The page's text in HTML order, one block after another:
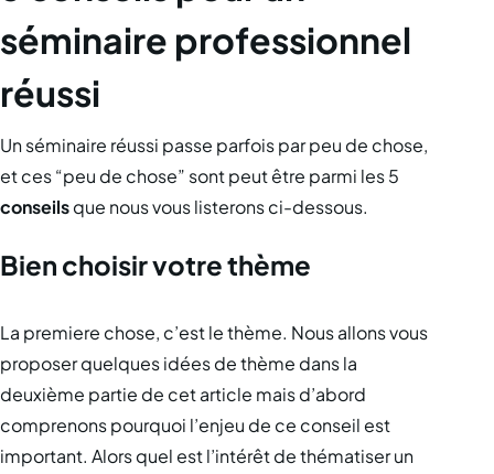
séminaire professionnel
réussi
Un séminaire réussi passe parfois par peu de chose,
et ces “peu de chose” sont peut être parmi les 5
conseilsque nous vous listerons ci-dessous.
Bien choisir votre thème
La premiere chose, c’est le thème. Nous allons vous
proposer quelques idées de thème dans la
deuxième partie de cet article mais d’abord
comprenons pourquoi l’enjeu de ce conseil est
important. Alors quel est l’intérêt de thématiser un